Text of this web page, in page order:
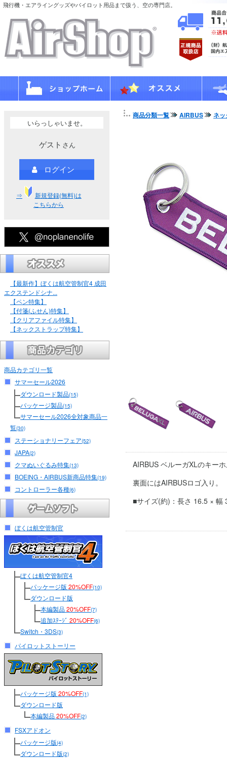
飛行機・エアライングッズやパイロット用品まで扱う、空の専門店。
いらっしゃいませ。
ゲスト さん
ログイン
⇒
新規登録(無料)は
こちらから
【最新作】ぼくは航空管制官4 成田
エクステンドシナ...
【ペン特集】
【付箋(ふせん)特集】
【クリアファイル特集】
【ネックストラップ特集】
商品カテゴリ一覧
サマーセール2026
ダウンロード製品(15)
パッケージ製品(15)
サマーセール2026全対象商品一
覧(30)
ステーショナリーフェア(52)
JAPA(2)
クマぬいぐるみ特集(13)
BOEING・AIRBUS新商品特集(19)
コントローラー各種(6)
ぼくは航空管制官
ぼくは航空管制官4
パッケージ版 20%OFF(10)
ダウンロード版
本編製品20%OFF(7)
追加ｽﾃｰｼﾞ 20%OFF(6)
Switch・3DS(3)
パイロットストーリー
パッケージ版 20%OFF(1)
ダウンロード版
本編製品20%OFF(2)
FSXアドオン
パッケージ版(4)
ダウンロード版(2)
商品分類一覧 AIRBUS ネ
AIRBUS ベルーガXLのキー
裏面にはAIRBUSロゴ入り。
■サイズ(約)：長さ 16.5 × 幅